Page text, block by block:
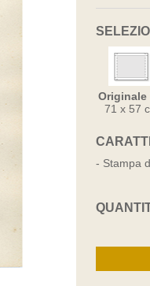
Originale
71 x 57
- Stampa